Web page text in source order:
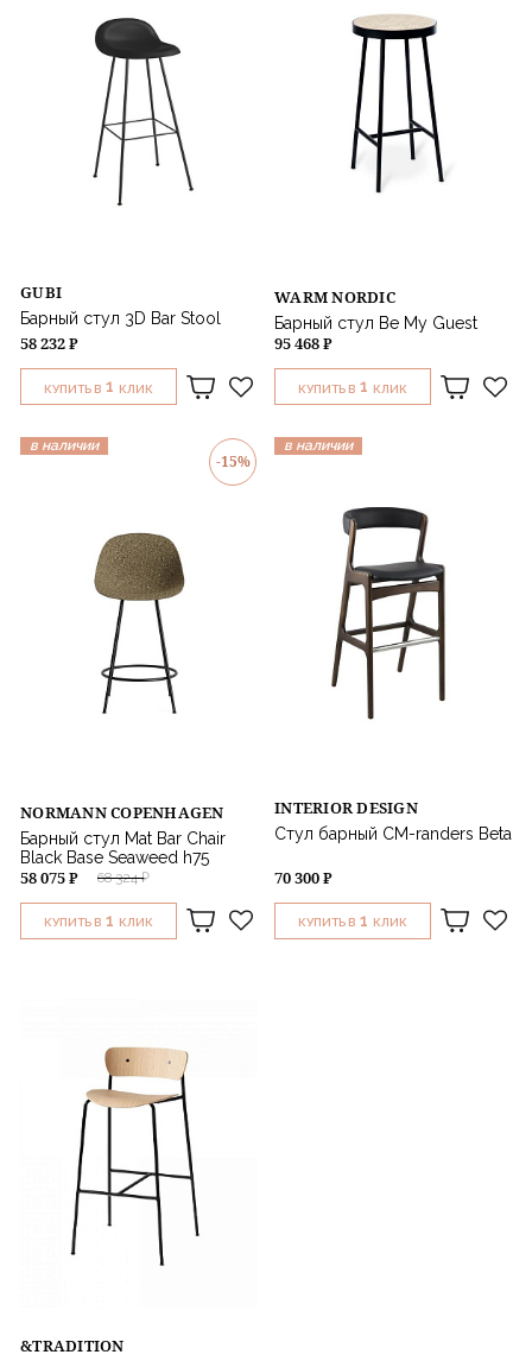
Назначение
GUBI
Барный стул 3D Bar Stool
58 232 ₽
КУПИТЬ В 1 КЛИК
WARM NORDIC
Барный стул Be My Guest
95 468 ₽
КУПИТЬ В 1 КЛИК
в наличии
-15%
NORMANN COPENHAGEN
Барный стул Mat Bar Chair
Black Base Seaweed h75
68 324 ₽
58 075 ₽
КУПИТЬ В 1 КЛИК
в наличии
INTERIOR DESIGN
Стул барный CM-randers Beta
70 300 ₽
КУПИТЬ В 1 КЛИК
&TRADITION